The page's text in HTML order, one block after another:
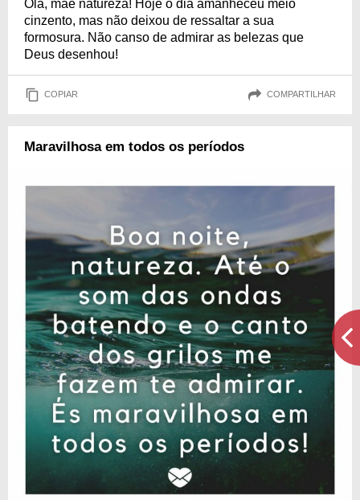
Olá, mãe natureza! Hoje o dia amanheceu meio
cinzento, mas não deixou de ressaltar a sua
formosura. Não canso de admirar as belezas que
Deus desenhou!
COPIAR COMPARTILHAR
Maravilhosa em todos os períodos